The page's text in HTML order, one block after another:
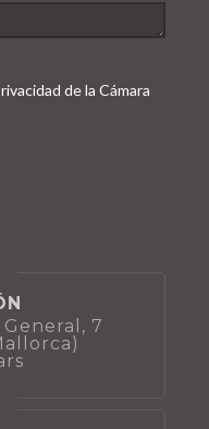
de la Cámara
7